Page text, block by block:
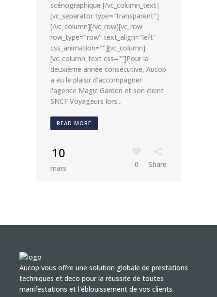
scénographique [/vc_column_text]
[vc_separator type="transparent"]
[/vc_column][/vc_row][vc_row
row_type="row" text_align="left"
css_animation=""][vc_column]
[vc_column_text css=""]Pour la
deuxième année consécutive, Aucop
a eu le plaisir d'accompagner
l'agence Magic Garden et son client
SNCF Voyageurs lors...
READ MORE
10
mars 0 Share
Aucop vous offre une solution globale de prestations
techniques et deco pour la réussite de toutes
manifestations et l'éblouissement de vos clients.